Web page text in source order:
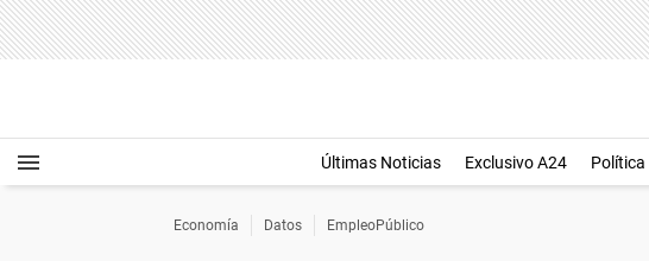
Últimas Noticias Exclusivo A24 Política
Economía Datos EmpleoPúblico